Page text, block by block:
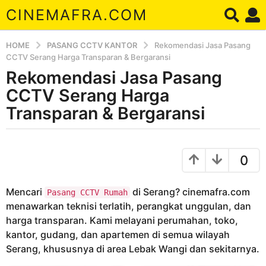
CINEMAFRA.COM
HOME PASANG CCTV KANTOR
Rekomendasi Jasa Pasang
CCTV Serang Harga Transparan & Bergaransi
7
t
a
h
o
7
t
a
h
Rekomendasi Jasa Pasang
CCTV Serang Harga
Transparan & Bergaransi
d
a
0
Mencari Pasang CCTV Rumah di Serang? cinemafra.com
menawarkan teknisi terlatih, perangkat unggulan, dan
harga transparan. Kami melayani perumahan, toko,
kantor, gudang, dan apartemen di semua wilayah
Serang, khususnya di area Lebak Wangi dan sekitarnya.